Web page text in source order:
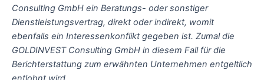
Consulting GmbH ein Beratungs- oder sonstiger
Dienstleistungsvertrag, direkt oder indirekt, womit
ebenfalls ein Interessenkonflikt gegeben ist. Zumal die
GOLDINVEST Consulting GmbH in diesem Fall für die
Berichterstattung zum erwähnten Unternehmen entgeltlich